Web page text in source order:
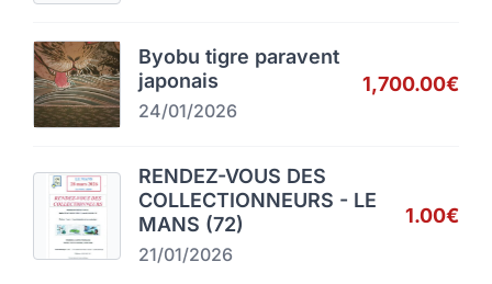
Byobu tigre paravent
japonais
24/01/2026
1,700.00€
RENDEZ-VOUS DES
COLLECTIONNEURS - LE
MANS (72)
21/01/2026
1.00€